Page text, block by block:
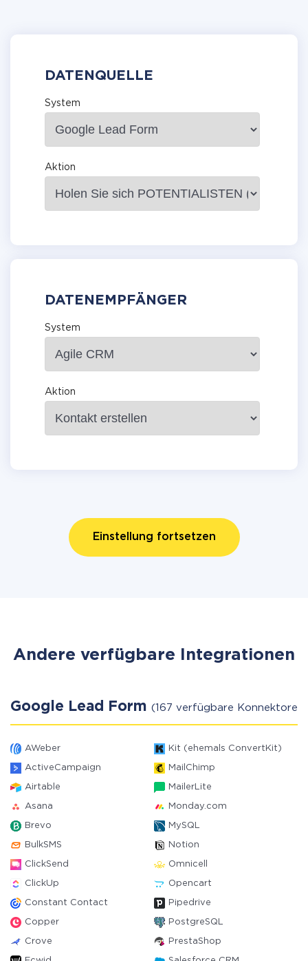
DATENQUELLE
System
Aktion
DATENEMPFÄNGER
System
Aktion
Einstellung fortsetzen
Andere verfügbare Integrationen
Google Lead Form (167 verfügbare Konnektoren)
AWeber Kit (ehemals ConvertKit)
ActiveCampaign MailChimp
Airtable MailerLite
Asana Monday.com
Brevo MySQL
BulkSMS Notion
ClickSend Omnicell
ClickUp Opencart
Constant Contact Pipedrive
Copper PostgreSQL
Crove PrestaShop